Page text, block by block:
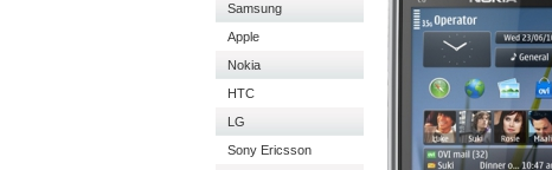
Samsung
Apple
Nokia
HTC
LG
Sony Ericsson